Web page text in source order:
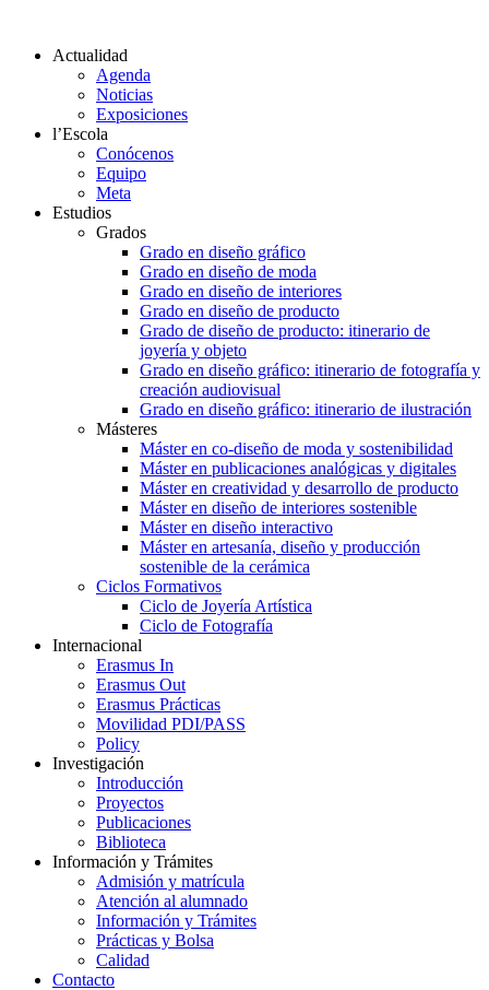
Actualidad
Agenda
Noticias
Exposiciones
l’Escola
Conócenos
Equipo
Meta
Estudios
Grados
Grado en diseño gráfico
Grado en diseño de moda
Grado en diseño de interiores
Grado en diseño de producto
Grado de diseño de producto: itinerario de
joyería y objeto
Grado en diseño gráfico: itinerario de fotografía y
creación audiovisual
Grado en diseño gráfico: itinerario de ilustración
Másteres
Máster en co-diseño de moda y sostenibilidad
Máster en publicaciones analógicas y digitales
Máster en creatividad y desarrollo de producto
Máster en diseño de interiores sostenible
Máster en diseño interactivo
Máster en artesanía, diseño y producción
sostenible de la cerámica
Ciclos Formativos
Ciclo de Joyería Artística
Ciclo de Fotografía
Internacional
Erasmus In
Erasmus Out
Erasmus Prácticas
Movilidad PDI/PASS
Policy
Investigación
Introducción
Proyectos
Publicaciones
Biblioteca
Información y Trámites
Admisión y matrícula
Atención al alumnado
Información y Trámites
Prácticas y Bolsa
Calidad
Contacto